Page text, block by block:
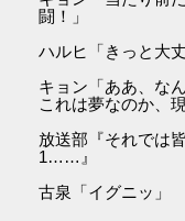
闘！」
ハルヒ「きっと大
キョン「ああ、な
これは夢なのか
放送部『それでは
1……』
古泉「イグニッ」